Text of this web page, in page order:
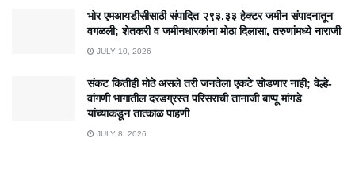
भोर एमआयडीसीसाठी संपादित २९३.३३ हेक्टर जमीन संपादनातून
वगळली; शेतकरी व जमीनधारकांना मोठा दिलासा, तरुणांमध्ये नाराजी
JULY 10, 2026
संकट कितीही मोठे असले तरी जनतेला एकटे सोडणार नाही; वेल्हे-
वांगणी भागातील दरडग्रस्त परिसराची तानाजी बाप्पू मांगडे
यांच्याकडून तात्काळ पाहणी
JULY 8, 2026